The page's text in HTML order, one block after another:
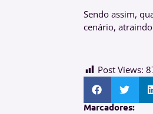
Sendo assim,
cenário,
Post Views:
Marcadores: